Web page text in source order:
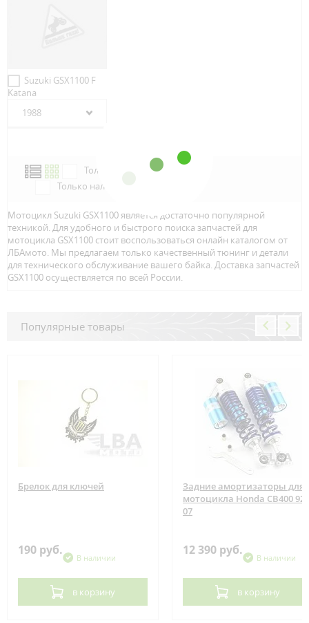
Suzuki GSX1100 F
Katana
1988
Только в наличии
Только наличие м.Аэропорт
Мотоцикл Suzuki GSX1100 является достаточно популярной
техникой. Для удобного и быстрого поиска запчастей для
мотоцикла GSX1100 стоит воспользоваться онлайн каталогом от
ЛБАмото. Мы предлагаем только качественный тюнинг и детали
для технического обслуживание вашего байка. Доставка запчастей
GSX1100 осуществляется по всей Росcии.
Популярные товары
Брелок для ключей
190 руб.
В наличии
в корзину
Задние амортизаторы для
мотоцикла Honda CB400 92-
07
12 390 руб.
В наличии
в корзину